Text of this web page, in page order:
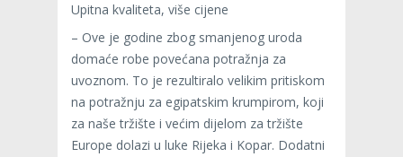
Upitna kvaliteta, više cijene
– Ove je godine zbog smanjenog uroda
domaće robe povećana potražnja za
uvoznom. To je rezultiralo velikim pritiskom
na potražnju za egipatskim krumpirom, koji
za naše tržište i većim dijelom za tržište
Europe dolazi u luke Rijeka i Kopar. Dodatni